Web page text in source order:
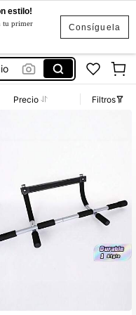
Consíguela
estilo!
tu primer
Precio Filtros